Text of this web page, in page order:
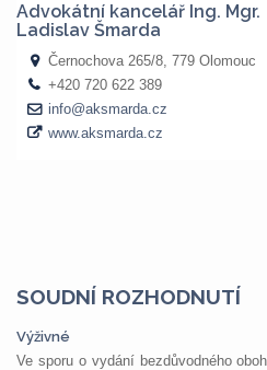
SOUDNÍ ROZHODNUTÍ
Výživné
Ve sporu o vydání bezdůvodného